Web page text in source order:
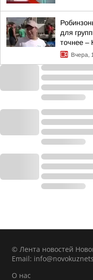
для
точнее –
Вчера,
© Лента новостей
Email:
О нас